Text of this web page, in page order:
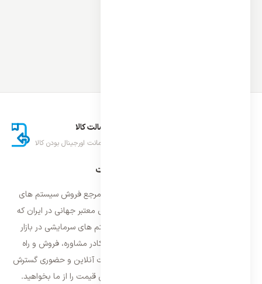
اصالت کالا
ضمانت اورجینال بودن کالا
درباره ایران اسپلیت
فروشگاه ایران اسپلیت اولین و معتمد ترین مرجع فروش سیستم های
تهویه مطبوع و سرمایشی وارداتی با برند های معتبر جهانی در ایران که
فعالیت خود را از سال ۱۳۸۷ با فروش سیستم های سرمایشی در بازار
تهران شروع و از سال ۱۳۹۵ با بهره گیری از کادر مشاوره، فروش و راه
اندازی، فعالیت خود را در سراسر کشور به صورت آنلاین و حضوری گسترش
داده است. با کیفیت ترین خدمات و بهترین قیمت را از ما بخواهید.